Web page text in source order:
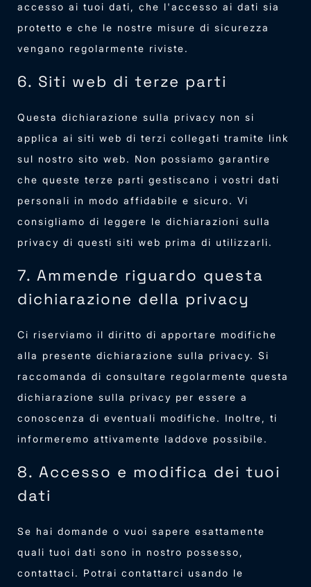
accesso ai tuoi dati, che l'accesso ai dati sia
protetto e che le nostre misure di sicurezza
vengano regolarmente riviste.
6. Siti web di terze parti
Questa dichiarazione sulla privacy non si
applica ai siti web di terzi collegati tramite link
sul nostro sito web. Non possiamo garantire
che queste terze parti gestiscano i vostri dati
personali in modo affidabile e sicuro. Vi
consigliamo di leggere le dichiarazioni sulla
privacy di questi siti web prima di utilizzarli.
7. Ammende riguardo questa
dichiarazione della privacy
Ci riserviamo il diritto di apportare modifiche
alla presente dichiarazione sulla privacy. Si
raccomanda di consultare regolarmente questa
dichiarazione sulla privacy per essere a
conoscenza di eventuali modifiche. Inoltre, ti
informeremo attivamente laddove possibile.
8. Accesso e modifica dei tuoi
dati
Se hai domande o vuoi sapere esattamente
quali tuoi dati sono in nostro possesso,
contattaci. Potrai contattarci usando le